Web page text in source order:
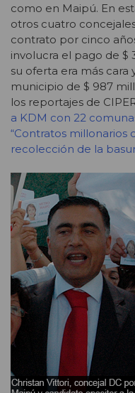
como en Maipú. En
otros cuatro
contrato por cinco
involucra el pago de $
su oferta era más cara
municipio de $ 987
los reportajes de
a KDM con 22
“Contratos millonarios
recolección de la